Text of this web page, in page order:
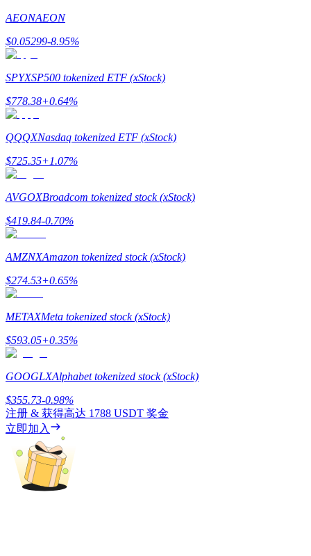
Bitrue渠道合伙人
最高達65%佣金！
邀请好友
BTC 專享獎勵
充值並交易BTC瓜分 25,000 USDT 獎池！
AEONAEON
$0.05299-8.95%
SPYXSP500 tokenized ETF (xStock)
$778.38+0.64%
QQQXNasdaq tokenized ETF (xStock)
$725.35+1.07%
AVGOXBroadcom tokenized stock (xStock)
$419.84-0.70%
AMZNXAmazon tokenized stock (xStock)
$274.53+0.65%
METAXMeta tokenized stock (xStock)
$593.05+0.35%
GOOGLXAlphabet tokenized stock (xStock)
$355.73-0.98%
注册 & 获得高达 1788 USDT 奖金
立即加入